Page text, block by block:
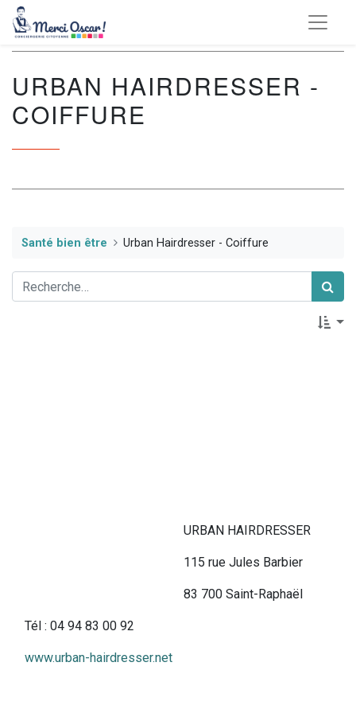
URBAN HAIRDRESSER -
COIFFURE
Santé bien être Urban Hairdresser - Coiffure
URBAN HAIRDRESSER
115 rue Jules Barbier
83 700 Saint-Raphaël
Tél : 04 94 83 00 92
www.urban-hairdresser.net